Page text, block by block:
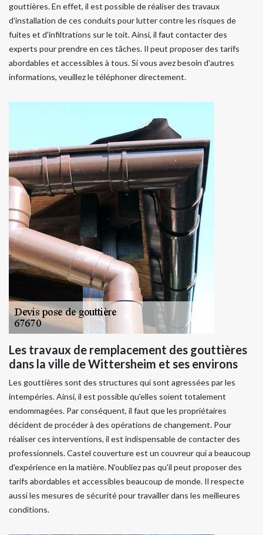
gouttières. En effet, il est possible de réaliser des travaux
d'installation de ces conduits pour lutter contre les risques de
fuites et d'infiltrations sur le toit. Ainsi, il faut contacter des
experts pour prendre en ces tâches. Il peut proposer des tarifs
abordables et accessibles à tous. Si vous avez besoin d'autres
informations, veuillez le téléphoner directement.
Les travaux de remplacement des gouttières
dans la ville de Wittersheim et ses environs
Les gouttières sont des structures qui sont agressées par les
intempéries. Ainsi, il est possible qu'elles soient totalement
endommagées. Par conséquent, il faut que les propriétaires
décident de procéder à des opérations de changement. Pour
réaliser ces interventions, il est indispensable de contacter des
professionnels. Castel couverture est un couvreur qui a beaucoup
d'expérience en la matière. N'oubliez pas qu'il peut proposer des
tarifs abordables et accessibles beaucoup de monde. Il respecte
aussi les mesures de sécurité pour travailler dans les meilleures
conditions.